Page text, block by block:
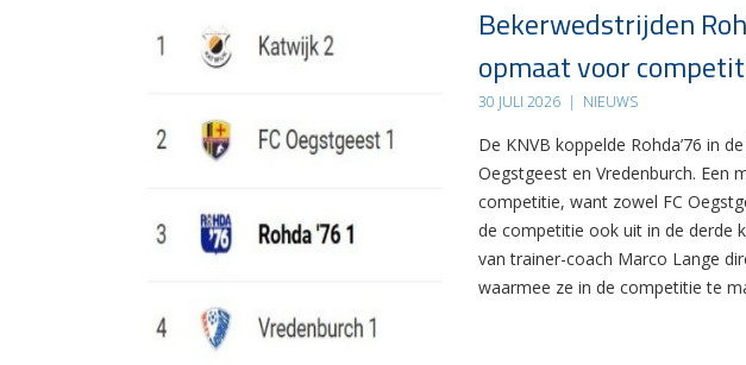
Bekerwedstrijden
opmaat voor
30 JULI 2026 | NIEUWS
De KNVB koppelde Rohda’76 in
Oegstgeest en Vredenburch. Een
competitie, want zowel FC
de competitie ook uit in de derde
van trainer-coach Marco Lange
waarmee ze in de competitie te